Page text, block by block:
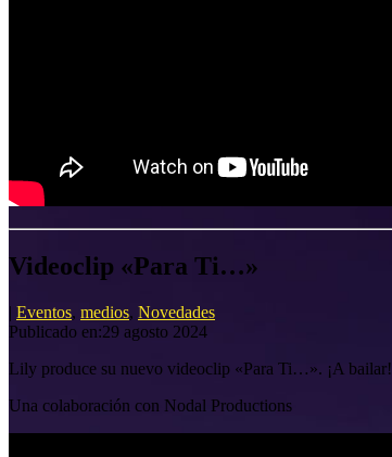
Videoclip «Para Ti…»
| Eventos, medios, Novedades
Publicado en:29 agosto 2024
Lily produce su nuevo videoclip «Para Ti…». ¡A bailar!
Una colaboración con Nodal Productions